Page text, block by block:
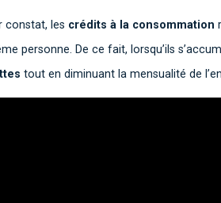
constat, les crédits à la consommation
personne. De ce fait, lorsqu’ils
tout en diminuant la mensualité de